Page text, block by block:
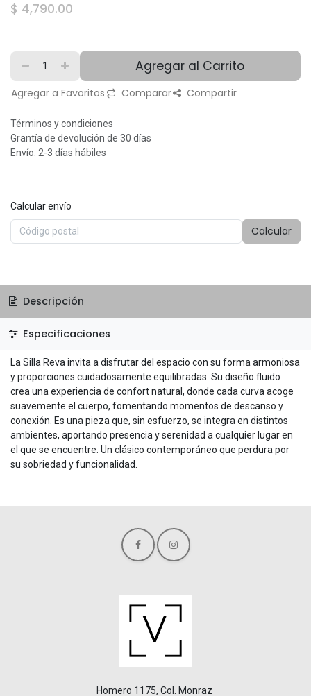
$ 4,790.00
Agregar al Carrito
Agregar a Favoritos Comparar Compartir
Términos y condiciones
Grantía de devolución de 30 días
Envío: 2-3 días hábiles
Calcular envío
Calcular
Descripción
Especificaciones
La Silla Reva invita a disfrutar del espacio con su forma armoniosa
y proporciones cuidadosamente equilibradas. Su diseño fluido
crea una experiencia de confort natural, donde cada curva acoge
suavemente el cuerpo, fomentando momentos de descanso y
conexión. Es una pieza que, sin esfuerzo, se integra en distintos
ambientes, aportando presencia y serenidad a cualquier lugar en
el que se encuentre. Un clásico contemporáneo que perdura por
su sobriedad y funcionalidad.
Homero 1175, Col. Monraz